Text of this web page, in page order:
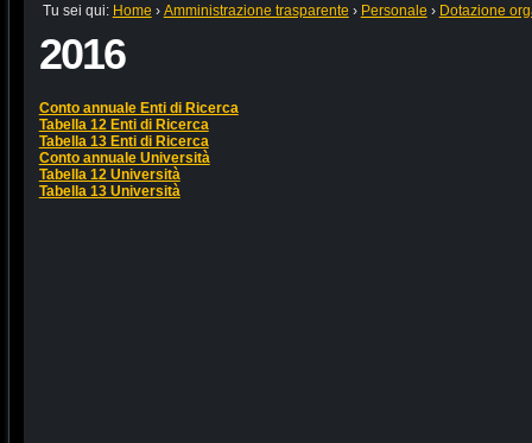
Tu sei qui: Home › Amministrazione trasparente › Personale › Dotazione
2016
Conto annuale Enti di Ricerca
Tabella 12 Enti di Ricerca
Tabella 13 Enti di Ricerca
Conto annuale Università
Tabella 12 Università
Tabella 13 Università